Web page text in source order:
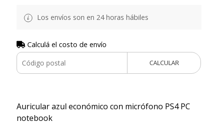
Los envíos son en 24 horas hábiles
Calculá el costo de envío
CALCULAR
Auricular azul económico con micrófono PS4 PC
notebook